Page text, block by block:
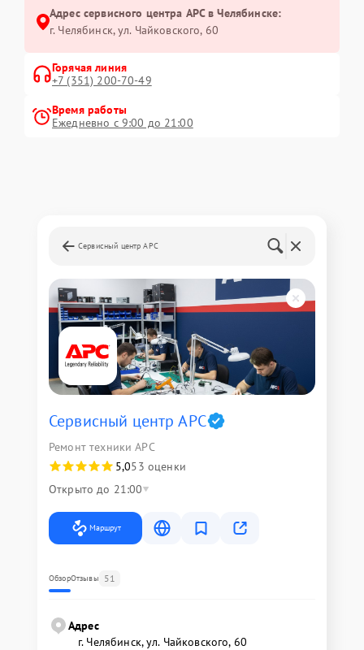
Адрес сервисного центра APC в Челябинске:
г. Челябинск, ул. Чайковского, 60
Горячая линия
+7 (351) 200-70-49
Время работы
Ежедневно с 9:00 до 21:00
Сервисный центр APC
Сервисный центр APC
Ремонт техники APC
5,053 оценки
Открыто до 21:00
Маршрут
ОбзорОтзывы 51
Адрес
г. Челябинск, ул. Чайковского, 60